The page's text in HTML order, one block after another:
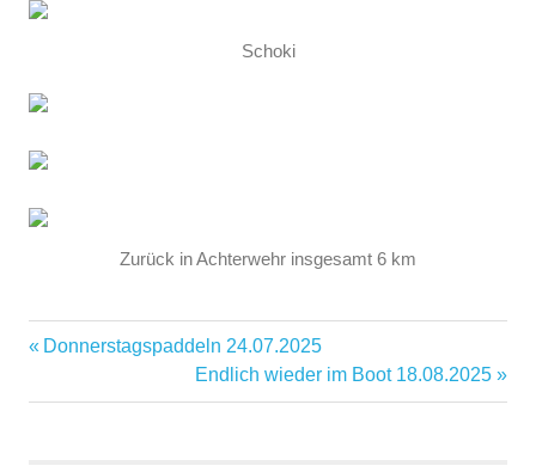
Schoki
Zurück in Achterwehr insgesamt 6 km
Beitragsnavigation
Vorheriger
Donnerstagspaddeln 24.07.2025
Nächster
Beitrag:
Endlich wieder im Boot 18.08.2025